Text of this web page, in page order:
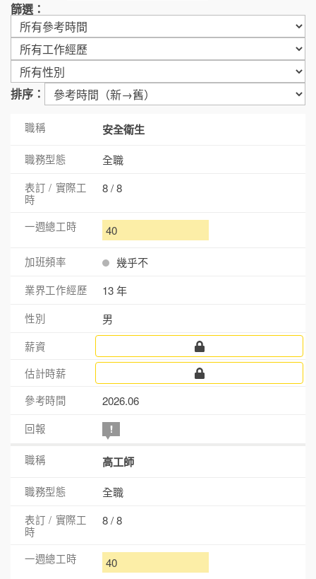
篩選：
排序：
安全衛生
全職
8 / 8
40
幾乎不
13 年
男
2026.06
高工師
全職
8 / 8
40